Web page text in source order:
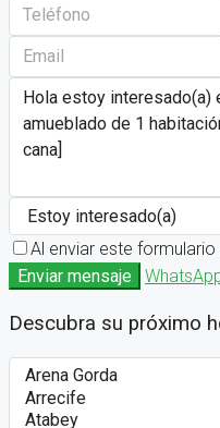
Al enviar este
Enviar mensaje
Descubra su próximo